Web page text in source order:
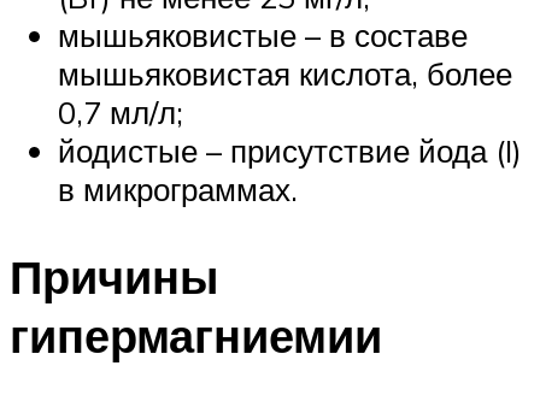
мышьяковистые – в составе
мышьяковистая кислота, более
0,7 мл/л;
йодистые – присутствие йода (I)
в микрограммах.
Причины
гипермагниемии